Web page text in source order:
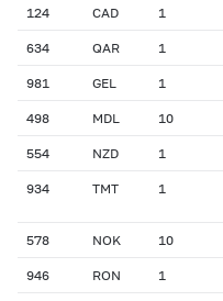
124 CAD 1
634 QAR 1
981 GEL 1
498 MDL 10
554 NZD 1
934 TMT 1
578 NOK 10
946 RON 1